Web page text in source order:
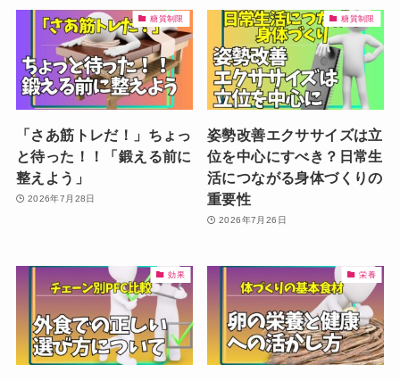
糖質制限
「さあ筋トレだ！」ちょっ
と待った！！「鍛える前に
整えよう」
2026年7月28日
糖質制限
姿勢改善エクササイズは立
位を中心にすべき？日常生
活につながる身体づくりの
重要性
2026年7月26日
効果 栄養